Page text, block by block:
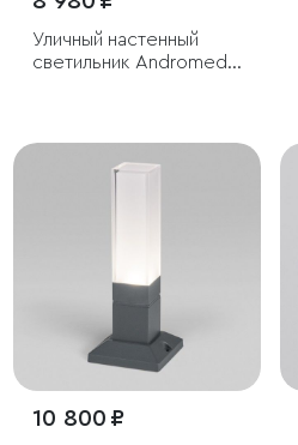
Уличный настенный
светильник Andromeda
10 800 ₽